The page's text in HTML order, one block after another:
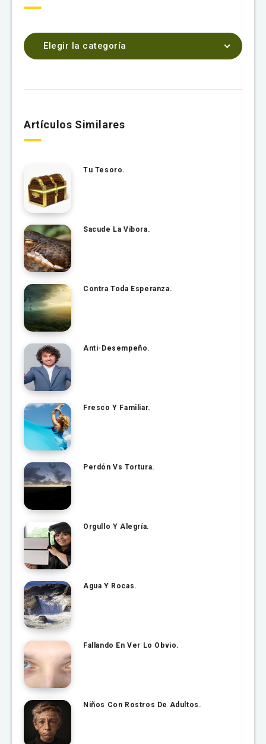
Elegir la categoría
Artículos Similares
Tu Tesoro.
Sacude La Víbora.
Contra Toda Esperanza.
Anti-Desempeño.
Fresco Y Familiar.
Perdón Vs Tortura.
Orgullo Y Alegría.
Agua Y Rocas.
Fallando En Ver Lo Obvio.
Niños Con Rostros De Adultos.